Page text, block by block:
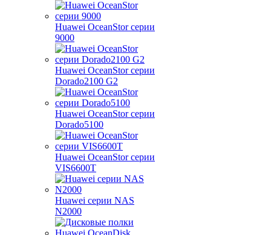
Huawei OceanStor серии
9000
Huawei OceanStor серии
Dorado2100 G2
Huawei OceanStor серии
Dorado5100
Huawei OceanStor серии
VIS6600T
Huawei серии NAS
N2000